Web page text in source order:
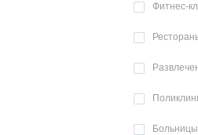
Фитнес-
Больницы